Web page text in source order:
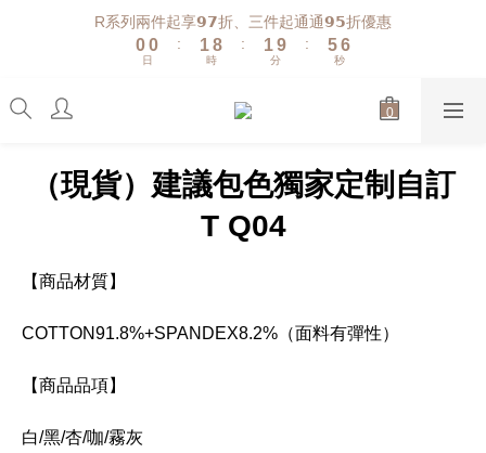
R系列兩件起享𝟵𝟳折、三件起通通𝟵𝟱折優惠
1
0
1
0
日
:
2
1
0
9
8
7
2
1
時
:
2
1
0
9
8
3
2
1
分
:
6
5
4
7
6
5
1
0
秒
（現貨）建議包色獨家定制自訂
T Q04
【商品材質】
COTTON91.8%+SPANDEX8.2%（面料有彈性）
【商品品項】
白/黑/杏/咖/霧灰